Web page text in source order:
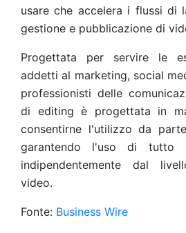
usare che accelera i flussi di
gestione e pubblicazione di
Progettata per servire le
addetti al marketing, social
professionisti delle
di editing è progettata in
consentirne l'utilizzo da
garantendo l'uso di tutto
indipendentemente dal
video.
Fonte: Business Wire